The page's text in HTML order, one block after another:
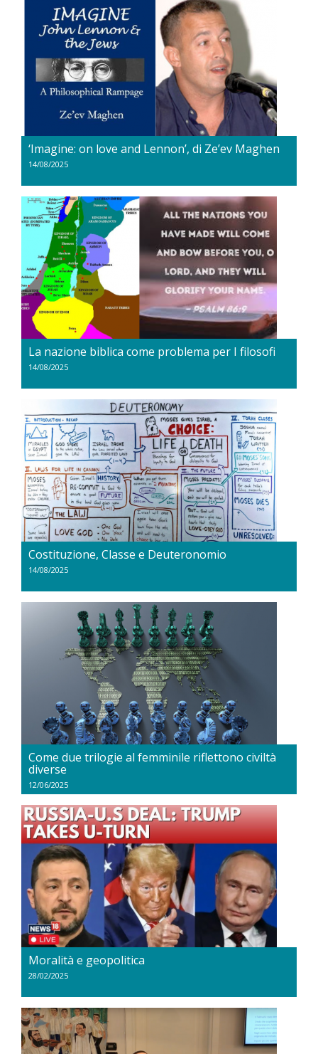
‘Imagine: on love and Lennon’, di Ze’ev Maghen
14/08/2025
La nazione biblica come problema per I filosofi
14/08/2025
Costituzione, Classe e Deuteronomio
14/08/2025
Come due trilogie al femminile riflettono civiltà
diverse
12/06/2025
Moralità e geopolitica
28/02/2025